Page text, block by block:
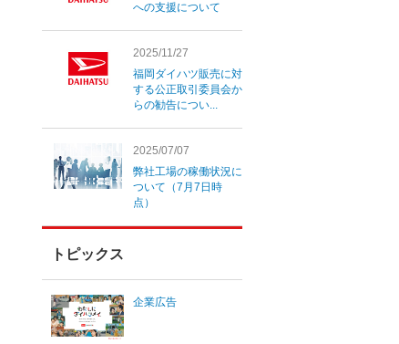
への支援について
2025/11/27
福岡ダイハツ販売に対
する公正取引委員会か
らの勧告につい...
2025/07/07
弊社工場の稼働状況に
ついて（7月7日時
点）
トピックス
企業広告